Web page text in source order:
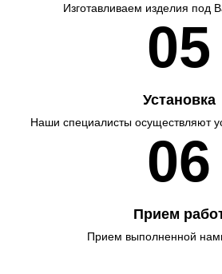
Изготавливаем изделия под
05
Установка
Наши специалисты осуществляют
06
Прием
Прием выполненной